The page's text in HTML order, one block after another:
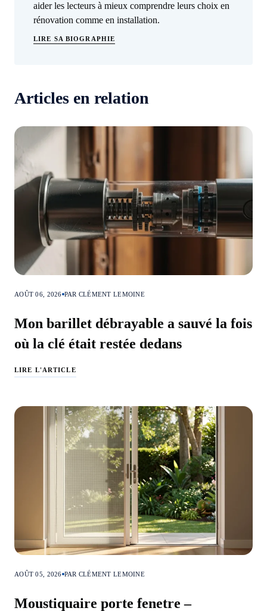
aider les lecteurs à mieux comprendre leurs choix en
rénovation comme en installation.
LIRE SA BIOGRAPHIE
Articles en relation
AOÛT 06, 2026 PAR CLÉMENT LEMOINE
Mon barillet débrayable a sauvé la fois
où la clé était restée dedans
LIRE L'ARTICLE
AOÛT 05, 2026 PAR CLÉMENT LEMOINE
Moustiquaire porte fenetre –